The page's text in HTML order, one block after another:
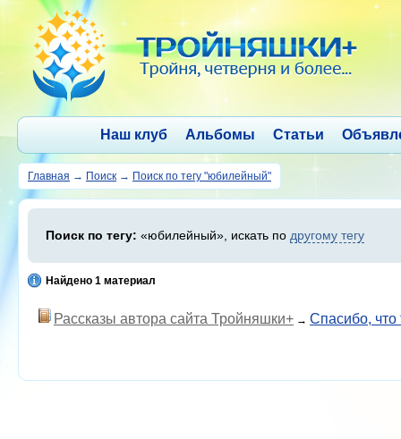
Наш клуб Альбомы Статьи
Главная → Поиск → Поиск по тегу "юбилейный"
Поиск по тегу: «юбилейный», искать по другому тегу
Найдено 1 материал
Рассказы автора сайта Тройняшки+ → Спасибо, что